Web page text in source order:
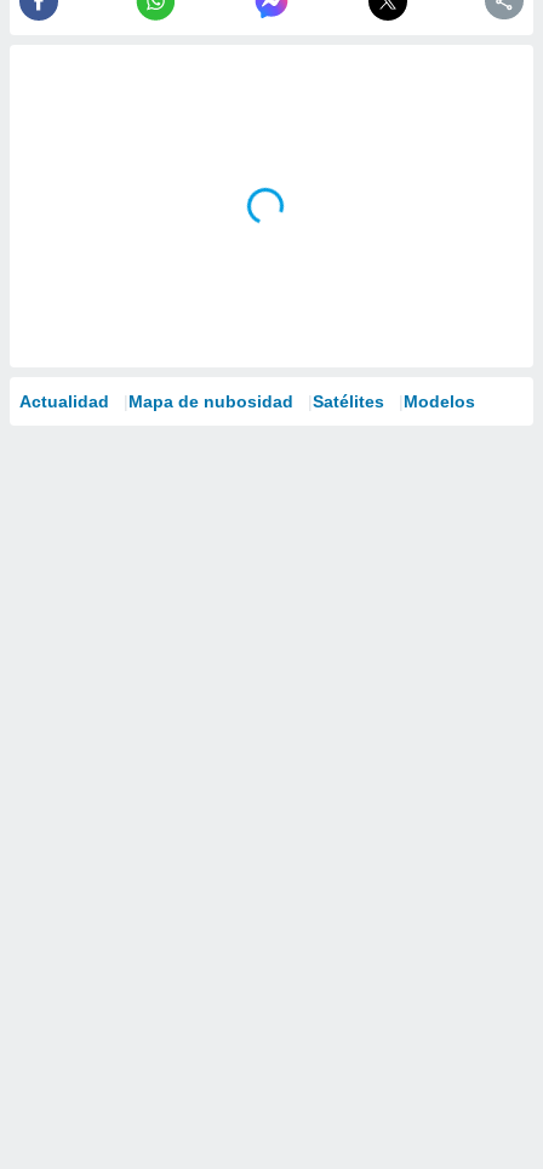
Actualidad Mapa de nubosidad Satélites Modelos